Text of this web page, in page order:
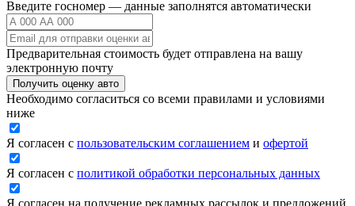
Введите госномер — данные заполнятся автоматически
Предварительная стоимость будет отправлена на вашу
электронную почту
Получить оценку авто
Необходимо согласиться со всеми правилами и условиями
ниже
Я согласен с пользовательским соглашением и офертой
Я согласен с политикой обработки персональных данных
Я согласен на получение рекламных рассылок и предложений